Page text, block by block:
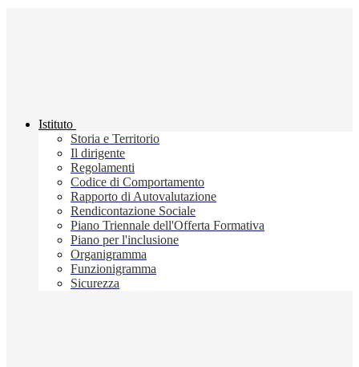
Istituto
Storia e Territorio
Il dirigente
Regolamenti
Codice di Comportamento
Rapporto di Autovalutazione
Rendicontazione Sociale
Piano Triennale dell'Offerta Formativa
Piano per l'inclusione
Organigramma
Funzionigramma
Sicurezza